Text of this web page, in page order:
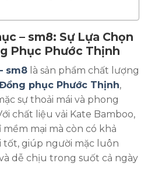
– sm8: Sự Lựa Chọn
Phục Phước Thịnh
sm8 là sản phẩm chất lượng
phục Phước Thịnh,
sự thoải mái và phong
chất liệu vải Kate Bamboo,
mại mà còn có khả
giúp người mặc luôn
dễ chịu trong suốt cả ngày